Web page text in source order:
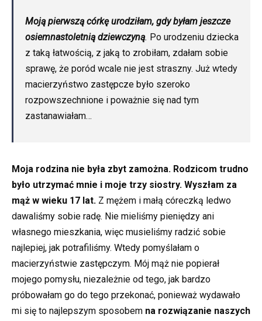
Moją pierwszą córkę urodziłam, gdy byłam jeszcze
osiemnastoletnią dziewczyną. Po urodzeniu dziecka
z taką łatwością, z jaką to zrobiłam, zdałam sobie
sprawę, że poród wcale nie jest straszny. Już wtedy
macierzyństwo zastępcze było szeroko
rozpowszechnione i poważnie się nad tym
zastanawiałam…
Moja rodzina nie była zbyt zamożna. Rodzicom trudno
było utrzymać mnie i moje trzy siostry. Wyszłam za
mąż w wieku 17 lat. Z mężem i małą córeczką ledwo
dawaliśmy sobie radę. Nie mieliśmy pieniędzy ani
własnego mieszkania, więc musieliśmy radzić sobie
najlepiej, jak potrafiliśmy. Wtedy pomyślałam o
macierzyństwie zastępczym. Mój mąż nie popierał
mojego pomysłu, niezależnie od tego, jak bardzo
próbowałam go do tego przekonać, ponieważ wydawało
mi się to najlepszym sposobem na rozwiązanie naszych